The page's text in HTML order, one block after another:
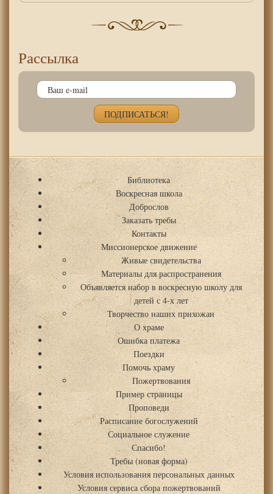
Рассылка
Библиотека
Воскресная школа
Доброслов
Заказать требы
Контакты
Миссионерское движение
Живые свидетельства
Материалы для распространения
Объявляется набор в воскресную школу для
детей с 4-х лет
Творчество наших прихожан
О храме
Ошибка платежа
Поездки
Помочь храму
Пожертвования
Пример страницы
Проповеди
Расписание богослужений
Социальное служение
Спасибо!
Требы (новая форма)
Условия использования персональных данных
Условия сервиса сбора пожертвований